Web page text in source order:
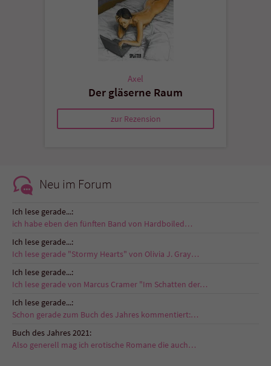
Axel
Der gläserne Raum
zur Rezension
Neu im Forum
Ich lese gerade...:
ich habe eben den fünften Band von Hardboiled…
Ich lese gerade...:
Ich lese gerade "Stormy Hearts" von Olivia J. Gray…
Ich lese gerade...:
Ich lese gerade von Marcus Cramer "Im Schatten der…
Ich lese gerade...:
Schon gerade zum Buch des Jahres kommentiert:…
Buch des Jahres 2021:
Also generell mag ich erotische Romane die auch…